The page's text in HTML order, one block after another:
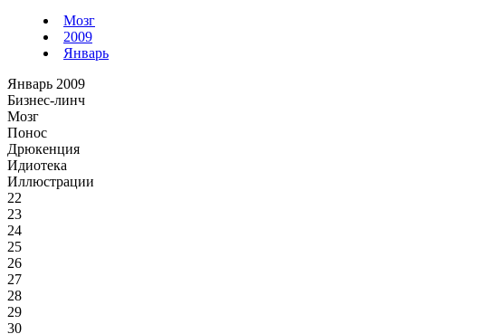
Мозг
2009
Январь
Январь 2009
Бизнес-линч
Мозг
Понос
Дрюкенция
Идиотека
Иллюстрации
22
23
24
25
26
27
28
29
30